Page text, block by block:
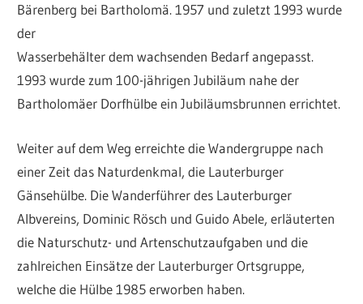
Bärenberg bei Bartholomä. 1957 und zuletzt 1993 wurde
der
Wasserbehälter dem wachsenden Bedarf angepasst.
1993 wurde zum 100-jährigen Jubiläum nahe der
Bartholomäer Dorfhülbe ein Jubiläumsbrunnen errichtet.
Weiter auf dem Weg erreichte die Wandergruppe nach
einer Zeit das Naturdenkmal, die Lauterburger
Gänsehülbe. Die Wanderführer des Lauterburger
Albvereins, Dominic Rösch und Guido Abele, erläuterten
die Naturschutz- und Artenschutzaufgaben und die
zahlreichen Einsätze der Lauterburger Ortsgruppe,
welche die Hülbe 1985 erworben haben.